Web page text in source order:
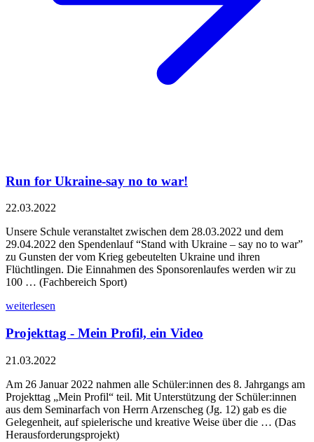
Run for Ukraine-say no to war!
22.03.2022
Unsere Schule veranstaltet zwischen dem 28.03.2022 und dem
29.04.2022 den Spendenlauf “Stand with Ukraine – say no to war”
zu Gunsten der vom Krieg gebeutelten Ukraine und ihren
Flüchtlingen. Die Einnahmen des Sponsorenlaufes werden wir zu
100 … (Fachbereich Sport)
weiterlesen
Projekttag - Mein Profil, ein Video
21.03.2022
Am 26 Januar 2022 nahmen alle Schüler:innen des 8. Jahrgangs am
Projekttag „Mein Profil“ teil. Mit Unterstützung der Schüler:innen
aus dem Seminarfach von Herrn Arzenscheg (Jg. 12) gab es die
Gelegenheit, auf spielerische und kreative Weise über die … (Das
Herausforderungsprojekt)